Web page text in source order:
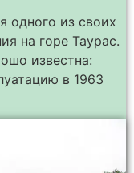
одного из своих
на горе Таурас.
известна:
в 1963